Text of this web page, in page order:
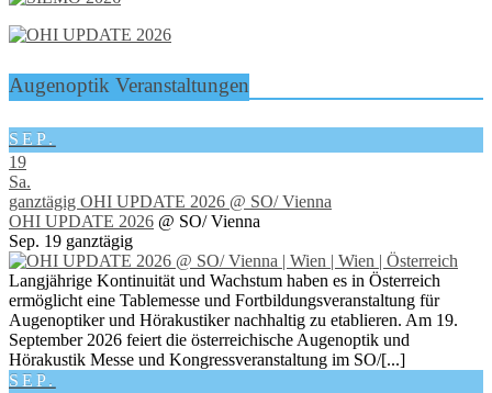
Augenoptik Veranstaltungen
SEP.
19
Sa.
ganztägig OHI UPDATE 2026 @ SO/ Vienna
OHI UPDATE 2026 @ SO/ Vienna
Sep. 19 ganztägig
Langjährige Kontinuität und Wachstum haben es in Österreich
ermöglicht eine Tablemesse und Fortbildungsveranstaltung für
Augenoptiker und Hörakustiker nachhaltig zu etablieren. Am 19.
September 2026 feiert die österreichische Augenoptik und
Hörakustik Messe und Kongressveranstaltung im SO/[...]
SEP.